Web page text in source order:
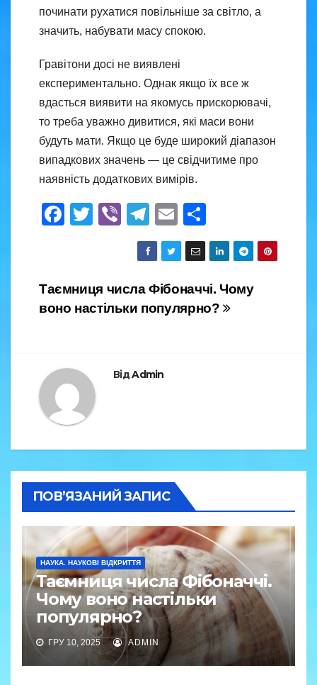
починати рухатися повільніше за світло, а
значить, набувати масу спокою.
Гравітони досі не виявлені
експериментально. Однак якщо їх все ж
вдасться виявити на якомусь прискорювачі,
то треба уважно дивитися, які маси вони
будуть мати. Якщо це буде широкий діапазон
випадкових значень — це свідчитиме про
наявність додаткових вимірів.
F
e
b
k
T
er
Vi
er
T
el
e
gr
a
E
m
ail
h
ar
e
Навігація
Таємниця числа Фібоначчі. Чому
воно настільки популярно?
ВідAdmin
ПОВ’ЯЗАНИЙ ЗАПИС
НАУКА. НАУКОВІ ВІДКРИТТЯ
Таємниця числа Фібоначчі.
Чому воно настільки
популярно?
ГРУ 10, 2025 ADMIN